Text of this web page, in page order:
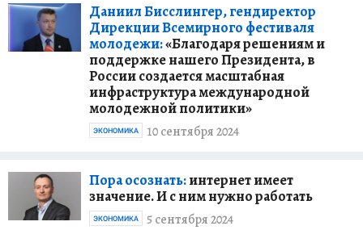
Даниил Бисслингер, гендиректор
Дирекции Всемирного фестиваля
молодежи:«Благодаря решениям и
поддержке нашего Президента, в
России создается масштабная
инфраструктура международной
молодежной политики»
10 сентября 2024
ЭКОНОМИКА
Пора осознать:интернет имеет
значение. И с ним нужно работать
5 сентября 2024
ЭКОНОМИКА